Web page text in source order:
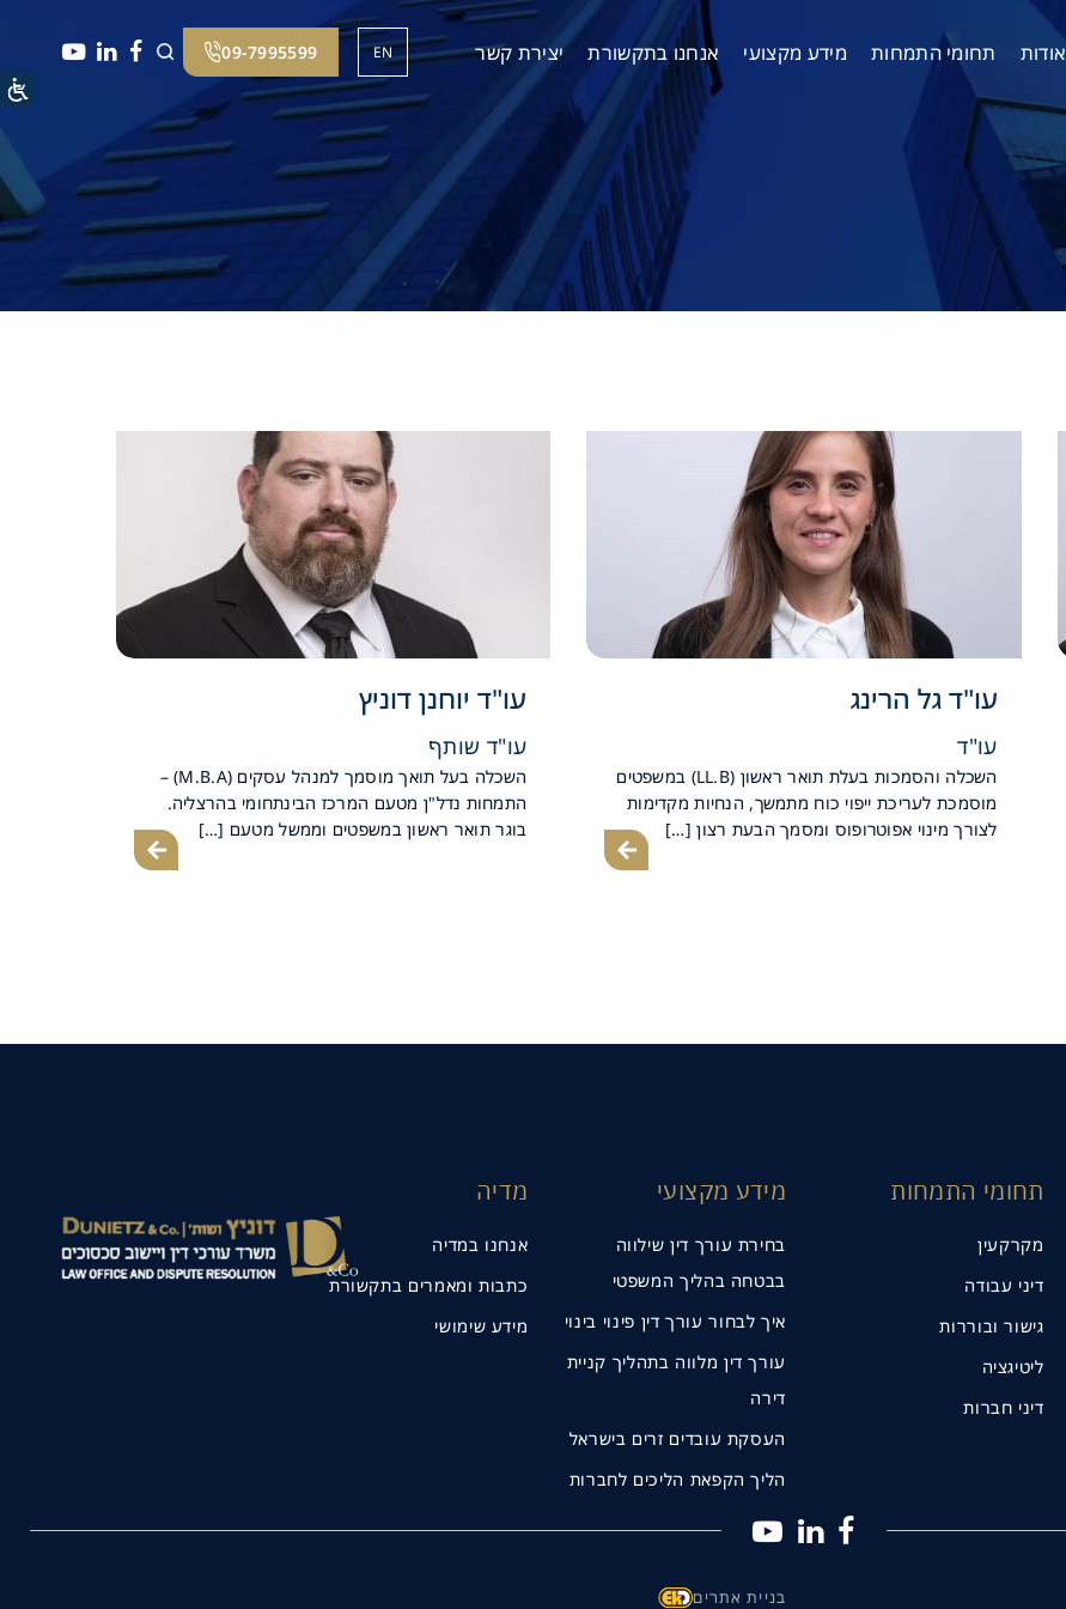
אודות תחומי התמחות מידע מקצועי אנחנו בתקשורת יצירת קשר
EN
09-7995599
עו"ד גל הרינג
עו"ד
השכלה והסמכות בעלת תואר ראשון (LL.B) במשפטים
מוסמכת לעריכת ייפוי כוח מתמשך, הנחיות מקדימות
לצורך מינוי אפוטרופוס ומסמך הבעת רצון […]
עו"ד יוחנן דוניץ
עו"ד שותף
השכלה בעל תואך מוסמך למנהל עסקים (M.B.A) –
התמחות נדל"ן מטעם המרכז הבינתחומי בהרצליה.
בוגר תואר ראשון במשפטים וממשל מטעם […]
תחומי התמחות
מקרקעין
דיני עבודה
גישור ובוררות
ליטיגציה
דיני חברות
מידע מקצועי
בחירת עורך דין שילווה
בבטחה בהליך המשפטי
איך לבחור עורך דין פינוי בינוי
עורך דין מלווה בתהליך קניית
דירה
העסקת עובדים זרים בישראל
הליך הקפאת הליכים לחברות
מדיה
אנחנו במדיה
כתבות ומאמרים בתקשורת
מידע שימושי
בניית אתרים